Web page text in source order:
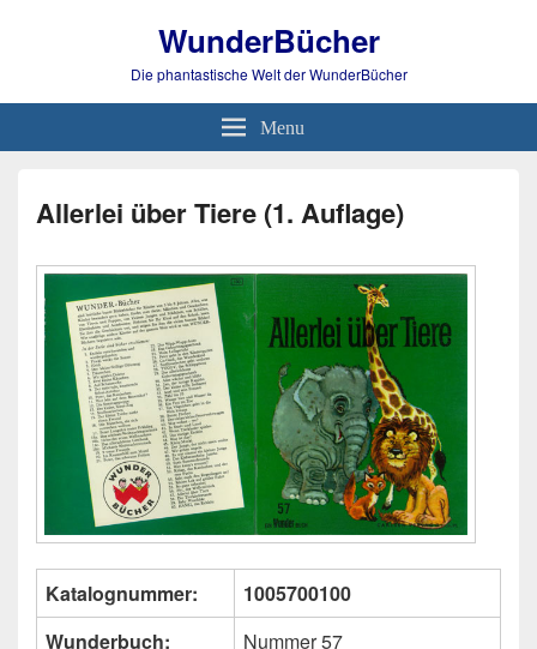
WunderBücher
Die phantastische Welt der WunderBücher
Menu
Allerlei über Tiere (1. Auflage)
Katalognummer:
1005700100
Wunderbuch:
Nummer 57